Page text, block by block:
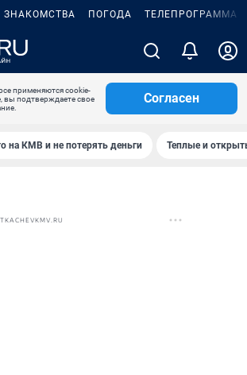
ЗНАКОМСТВА ПОГОДА ТЕЛЕПРОГРАММА
применяются cookie-
вы подтверждаете свое
Согласен
на КМВ и не потерять деньги Теплые и